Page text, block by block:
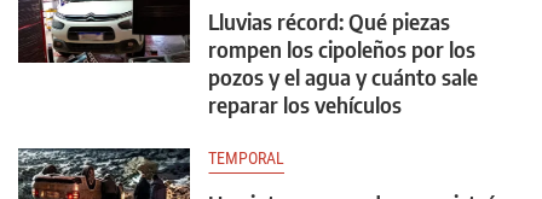
Lluvias récord: Qué piezas
rompen los cipoleños por los
pozos y el agua y cuánto sale
reparar los vehículos
TEMPORAL